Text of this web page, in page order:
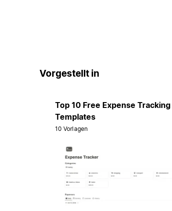
Vorgestellt in
Top 10 Free Expense Tracking
Templates
10 Vorlagen